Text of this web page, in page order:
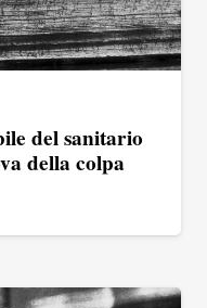
del sanitario
della colpa